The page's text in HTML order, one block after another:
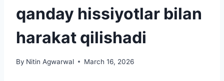
qanday hissiyotlar bilan
harakat qilishadi
By Nitin Agwarwal March 16, 2026